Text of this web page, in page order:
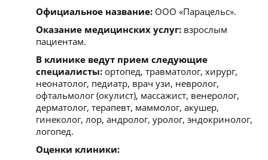
Официальное название: ООО «Парацельс».
Оказание медицинских услуг: взрослым
пациентам.
В клинике ведут прием следующие
специалисты: ортопед, травматолог, хирург,
неонатолог, педиатр, врач узи, невролог,
офтальмолог (окулист), массажист, венеролог,
дерматолог, терапевт, маммолог, акушер,
гинеколог, лор, андролог, уролог, эндокринолог,
логопед.
Оценки клиники: